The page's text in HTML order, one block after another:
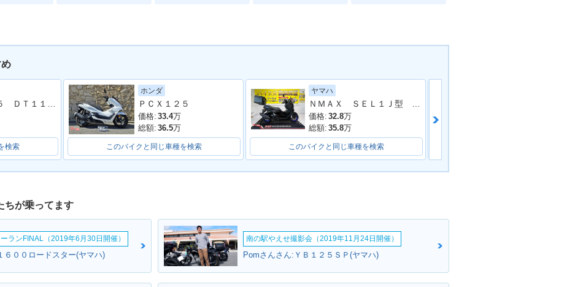
検索
ホンダ
ＰＣＸ１２５
価格: 33.4万
総額: 36.5万
このバイクと同じ車種を検索
ヤマハ
価格: 32.8万
総額: 35.8万
このバイクと同じ車種を検索
ちが乗ってます
ランFINAL（2019年6月30日開催）
６００ロードスター(ヤマハ)
南の駅やえせ撮影会（2019年11月24日開催）
Pomさんさん:ＹＢ１２５ＳＰ(ヤマハ)